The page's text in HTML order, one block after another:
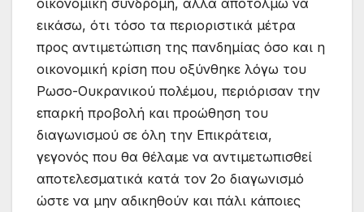
εικάσω, ότι τόσο τα περιοριστικά μέτρα
προς αντιμετώπιση της πανδημίας όσο και η
οικονομική κρίση που οξύνθηκε λόγω του
Ρωσο-Ουκρανικού πολέμου, περιόρισαν την
επαρκή προβολή και προώθηση του
διαγωνισμού σε όλη την Επικράτεια,
γεγονός που θα θέλαμε να αντιμετωπισθεί
αποτελεσματικά κατά τον 2ο διαγωνισμό
ώστε να μην αδικηθούν και πάλι κάποιες